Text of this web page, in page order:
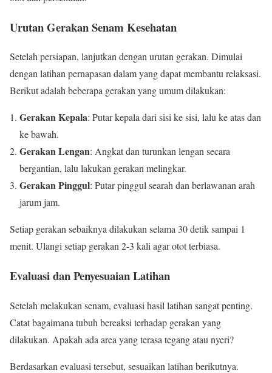
Urutan Gerakan Senam Kesehatan
Setelah persiapan, lanjutkan dengan urutan gerakan. Dimulai
dengan latihan pernapasan dalam yang dapat membantu relaksasi.
Berikut adalah beberapa gerakan yang umum dilakukan:
Gerakan Kepala: Putar kepala dari sisi ke sisi, lalu ke atas dan
ke bawah.
Gerakan Lengan: Angkat dan turunkan lengan secara
bergantian, lalu lakukan gerakan melingkar.
Gerakan Pinggul: Putar pinggul searah dan berlawanan arah
jarum jam.
Setiap gerakan sebaiknya dilakukan selama 30 detik sampai 1
menit. Ulangi setiap gerakan 2-3 kali agar otot terbiasa.
Evaluasi dan Penyesuaian Latihan
Setelah melakukan senam, evaluasi hasil latihan sangat penting.
Catat bagaimana tubuh bereaksi terhadap gerakan yang
dilakukan. Apakah ada area yang terasa tegang atau nyeri?
Berdasarkan evaluasi tersebut, sesuaikan latihan berikutnya.